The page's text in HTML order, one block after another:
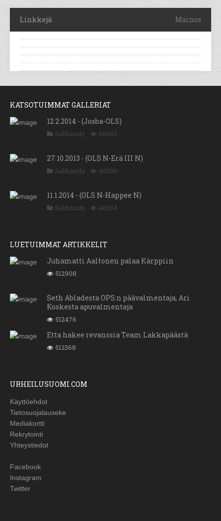
Linkkejä Mainos
KATSOTUIMMAT GALLERIAT
12.2.2014 - (Josba-OLS)
Salibandy 59502
27.10.2013 - (OLS N-Erä III N)
Salibandy 40590
11.1.2014 - (OLS N-Happee N)
Salibandy 40554
LUETUIMMAT ARTIKKELIT
Juhamatti Aaltonen palaa Kärppiin
512908
Seth Abladesta OPS:n päävalmentaja, Ari
Koskesta apuvalmentaja
512476
Etta hakee revanssia Team Lakkapäästä
512368
URHEILUSUOMI.COM
Käyttöehdot
Tietosuojalauseke
Mediakortti
Rekrytointi
Yhteystiedot
Facebook
Instagram
Twitter